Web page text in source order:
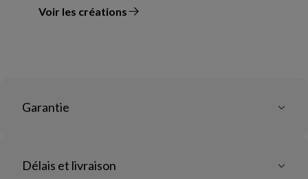
Voir les créations
du designer
Garantie
Délais et livraison